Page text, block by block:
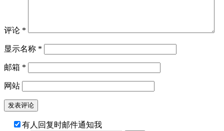
评论 *
显示名称 *
邮箱 *
网站
有人回复时邮件通知我